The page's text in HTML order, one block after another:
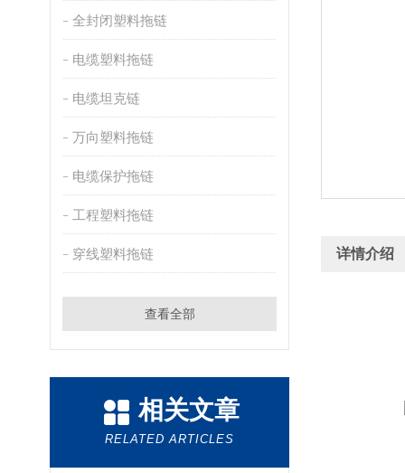
全封闭塑料拖链
电缆塑料拖链
电缆坦克链
万向塑料拖链
电缆保护拖链
工程塑料拖链
穿线塑料拖链
查看全部
相关文章
RELATED ARTICLES
详情介绍